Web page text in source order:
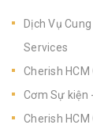
Dịch Vụ
Services
Cherish
Cơm Sự kiện
Cherish